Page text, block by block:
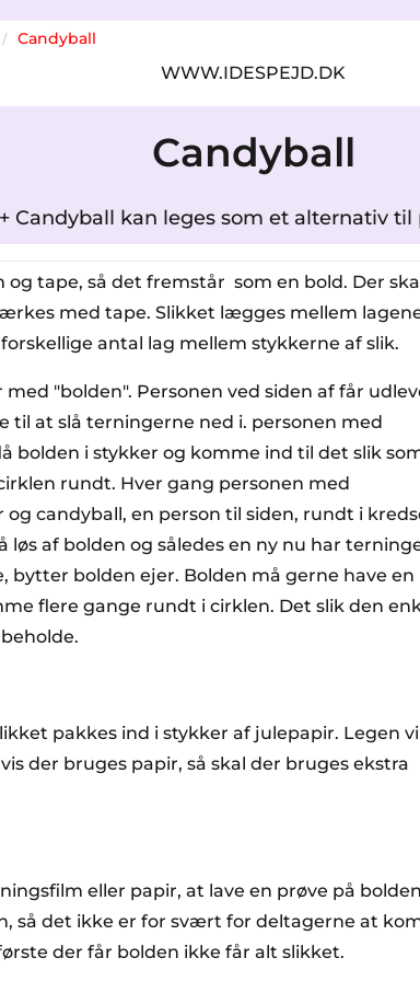
/ Candyball
WWW.IDESPEJD.DK
Candyball
+ Candyball kan leges som et alternativ til
tape, så det fremstår som en bold. Der
med tape. Slikket lægges mellem
antal lag mellem stykkerne af slik.
"bolden". Personen ved siden af får
at slå terningerne ned i. personen med
bolden i stykker og komme ind til det slik
rundt. Hver gang personen med
candyball, en person til siden, rundt i
af bolden og således en ny nu har
bytter bolden ejer. Bolden må gerne have en
flere gange rundt i cirklen. Det slik den
pakkes ind i stykker af julepapir. Legen
der bruges papir, så skal der bruges ekstra
eller papir, at lave en prøve på
så det ikke er for svært for deltagerne at
der får bolden ikke får alt slikket.